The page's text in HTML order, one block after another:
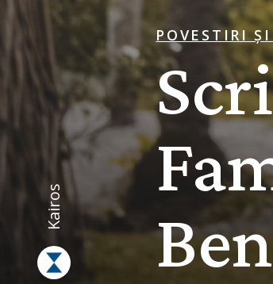
Kairos
POVESTIRI